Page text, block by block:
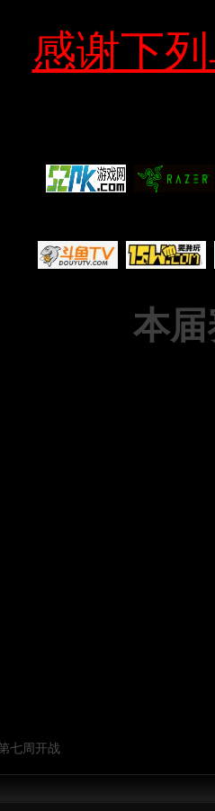
感谢下
本
七周开战